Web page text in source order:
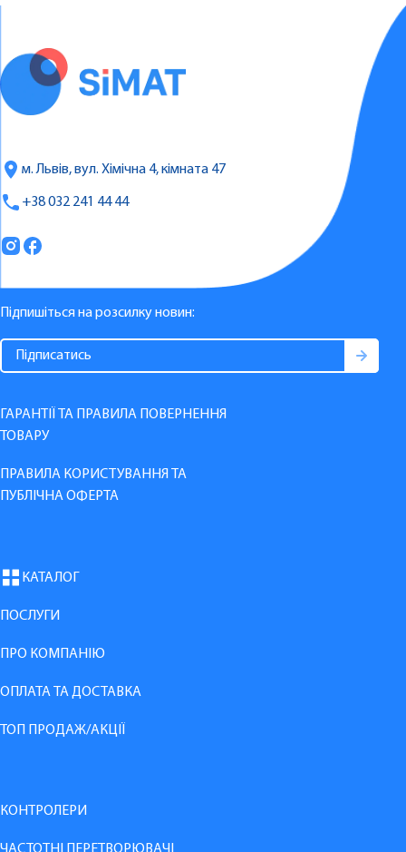
м. Львів, вул. Хімічна 4, кімната 47
+38 032 241 44 44
Підпишіться на розсилку новин:
ГАРАНТІЇ ТА ПРАВИЛА ПОВЕРНЕННЯ
ТОВАРУ
ПРАВИЛА КОРИСТУВАННЯ ТА
ПУБЛІЧНА ОФЕРТА
КАТАЛОГ
ПОСЛУГИ
ПРО КОМПАНІЮ
ОПЛАТА ТА ДОСТАВКА
ТОП ПРОДАЖ/АКЦІЇ
КОНТРОЛЕРИ